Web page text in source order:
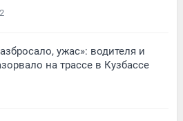
ужас»: водителя и
на трассе в Кузбассе